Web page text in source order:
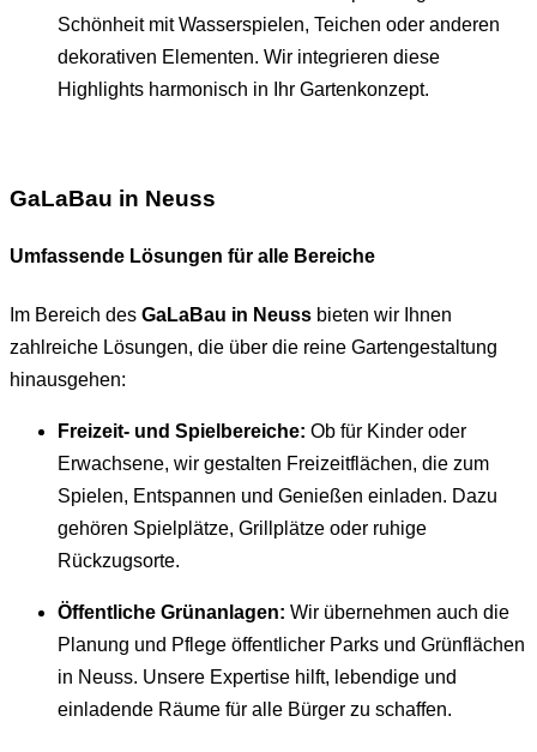
Schönheit mit Wasserspielen, Teichen oder anderen
dekorativen Elementen. Wir integrieren diese
Highlights harmonisch in Ihr Gartenkonzept.
GaLaBau in Neuss
Umfassende Lösungen für alle Bereiche
Im Bereich des GaLaBau in Neuss bieten wir Ihnen
zahlreiche Lösungen, die über die reine Gartengestaltung
hinausgehen:
Freizeit- und Spielbereiche: Ob für Kinder oder
Erwachsene, wir gestalten Freizeitflächen, die zum
Spielen, Entspannen und Genießen einladen. Dazu
gehören Spielplätze, Grillplätze oder ruhige
Rückzugsorte.
Öffentliche Grünanlagen: Wir übernehmen auch die
Planung und Pflege öffentlicher Parks und Grünflächen
in Neuss. Unsere Expertise hilft, lebendige und
einladende Räume für alle Bürger zu schaffen.